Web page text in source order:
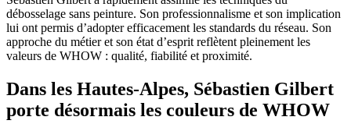
débosselage sans peinture. Son professionnalisme et son implication
lui ont permis d’adopter efficacement les standards du réseau. Son
approche du métier et son état d’esprit reflètent pleinement les
valeurs de WHOW : qualité, fiabilité et proximité.
Dans les Hautes-Alpes, Sébastien Gilbert
porte désormais les couleurs de WHOW